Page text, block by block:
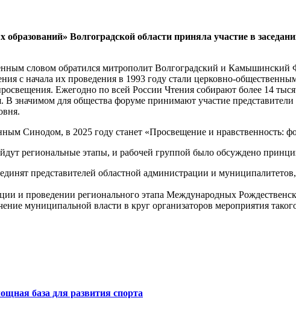
Волгоградской области приняла участие в
словом обратился митрополит Волгоградский и
с начала их проведения в 1993 году стали церковно-
Ежегодно по всей России Чтения собирают более 14
В значимом для общества форуме принимают участие
Синодом, в 2025 году станет «Просвещение и нравственность:
региональные этапы, и рабочей группой было обсуждено
представителей областной администрации и
и проведении регионального этапа Международных
муниципальной власти в круг организаторов мероприятия
база для развития спорта